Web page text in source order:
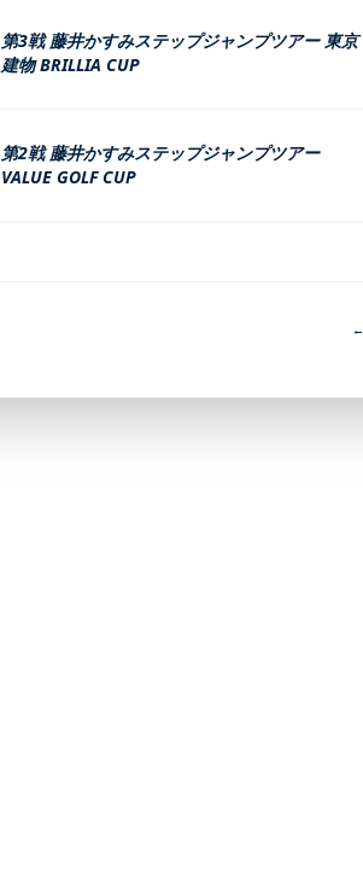
第3戦 藤井かすみステップジャンプツアー 東京
建物 BRILLIA CUP
第2戦 藤井かすみステップジャンプツアー
VALUE GOLF CUP
←